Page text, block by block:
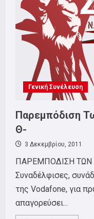
Γενική Συνέλευση
Παρεμπόδιση
Θ-
3 Δεκεμβρίου, 2011
ΠΑΡΕΜΠΟΔΙΣΗ ΤΩΝ
Συναδέλφισες,
της Vodafone, για
απαγορεύσει...